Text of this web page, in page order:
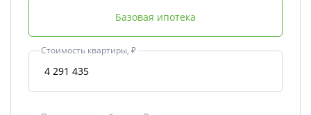
Базовая ипотека
Стоимость квартиры, ₽